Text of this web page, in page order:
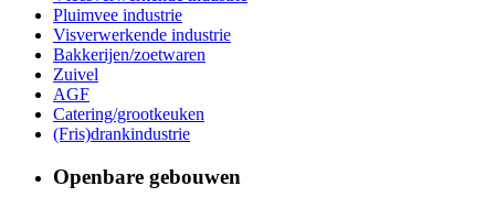
Pluimvee industrie
Visverwerkende industrie
Bakkerijen/zoetwaren
Zuivel
AGF
Catering/grootkeuken
(Fris)drankindustrie
Openbare gebouwen